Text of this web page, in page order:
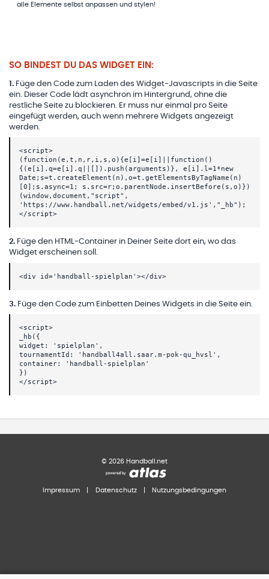
alle Elemente selbst anpassen und stylen!
SO BINDEST DU DAS WIDGET EIN:
1 . Füge den Code zum Laden des Widget-Javascripts in die Seite
ein. Dieser Code lädt asynchron im Hintergrund, ohne die
restliche Seite zu blockieren. Er muss nur einmal pro Seite
eingefügt werden, auch wenn mehrere Widgets angezeigt
werden.
<script>
(function(e,t,n,r,i,s,o){e[i]=e[i]||function()
{(e[i].q=e[i].q||[]).push(arguments)}, e[i].l=1*new
Date;s=t.createElement(n),o=t.getElementsByTagName(n)
[0];s.async=1; s.src=r;o.parentNode.insertBefore(s,o)})
(window,document,"script",
'https://www.handball.net/widgets/embed/v1.js',"_hb");
</script>
2. Füge den HTML-Container in Deiner Seite dort ein, wo das
Widget erscheinen soll.
<div id='handball-spielplan'></div>
3. Füge den Code zum Einbetten Deines Widgets in die Seite ein.
<script>
_hb({
widget: 'spielplan',
tournamentId: 'handball4all.saar.m-pok-qu_hvsl',
container: 'handball-spielplan'
})
</script>
© 2026 Handball.net
Impressum Datenschutz Nutzungsbedingungen